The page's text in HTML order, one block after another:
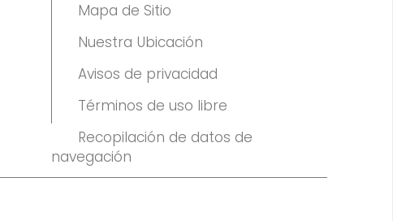
Mapa de Sitio
Nuestra Ubicación
Avisos de privacidad
Términos de uso libre
Recopilación de datos de
navegación